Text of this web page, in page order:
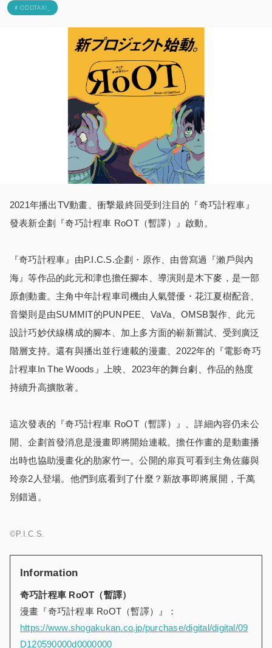
# ODDTAXI_
2021年播出TV動畫、衝撃最終回受到注目的『奇巧計程車』
發表新企劃『奇巧計程車 RoOT（暫譯）』啟動。
『奇巧計程車』由P.I.C.S.企劃・原作、由曾寫過『瀨戶與內
海』等作品的此元和津也擔任腳本、導演則是木下麥，是一部
原創動畫。主角中年計程車司機由人氣聲優・花江夏樹配音、
音樂則是由SUMMIT的PUNPEE、VaVa、OMSB製作、此元
設計巧妙伏線構成的腳本、加上多方面的嶄新嘗試、受到廣泛
階層支持。還有與播出並行連載的漫畫、2022年的『電影奇巧
計程車In The Woods』上映、2023年的舞台劇、作品的熱度
持續升高擴散著。
這次發表的『奇巧計程車 RoOT（暫譯）』、詳細內容仍未公
開、企劃首發消息是漫畫即將開始連載。擔任作畫的是動畫播
出時也協助漫畫化的肋家竹一。公開的扉頁可看到主角佐藤與
玲奈2人登場。他們到底看到了什麼？新故事即將展開，千萬
別錯過。
©P.I.C.S.
Information
奇巧計程車 RoOT（暫譯）
漫畫『奇巧計程車 RoOT（暫譯）』：
https://www.shogakukan.co.jp/purchase/digital/digital/09
D120590000d0000000